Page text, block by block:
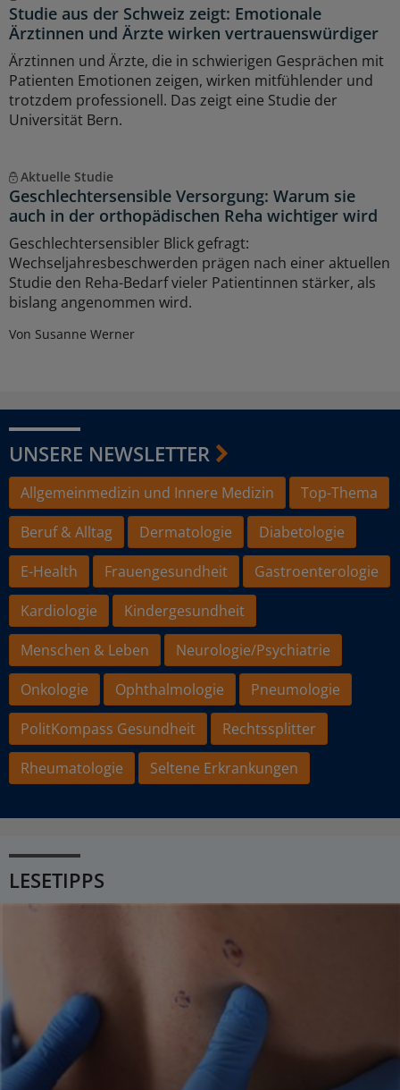
Studie aus der Schweiz zeigt: Emotionale
Ärztinnen und Ärzte wirken vertrauenswürdiger
Ärztinnen und Ärzte, die in schwierigen Gesprächen mit
Patienten Emotionen zeigen, wirken mitfühlender und
trotzdem professionell. Das zeigt eine Studie der
Universität Bern.
Aktuelle Studie
Geschlechtersensible Versorgung: Warum sie
auch in der orthopädischen Reha wichtiger wird
Geschlechtersensibler Blick gefragt:
Wechseljahresbeschwerden prägen nach einer aktuellen
Studie den Reha-Bedarf vieler Patientinnen stärker, als
bislang angenommen wird.
Von Susanne Werner
UNSERE NEWSLETTER
Allgemeinmedizin und Innere Medizin
Top-Thema
Beruf & Alltag
Dermatologie
Diabetologie
E-Health
Frauengesundheit
Gastroenterologie
Kardiologie
Kindergesundheit
Menschen & Leben
Neurologie/Psychiatrie
Onkologie
Ophthalmologie
Pneumologie
PolitKompass Gesundheit
Rechtssplitter
Rheumatologie
Seltene Erkrankungen
LESETIPPS